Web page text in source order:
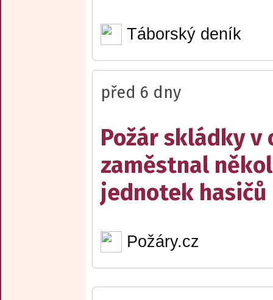
Táborský deník
před 6 dny
Požár skládky v
zaměstnal
jednotek hasičů
Požáry.cz